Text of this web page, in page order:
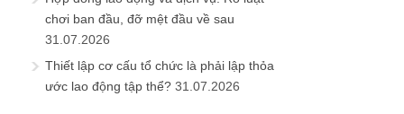
chơi ban đầu, đỡ mệt đầu về sau
31.07.2026
Thiết lập cơ cấu tổ chức là phải lập thỏa
ước lao động tập thể? 31.07.2026